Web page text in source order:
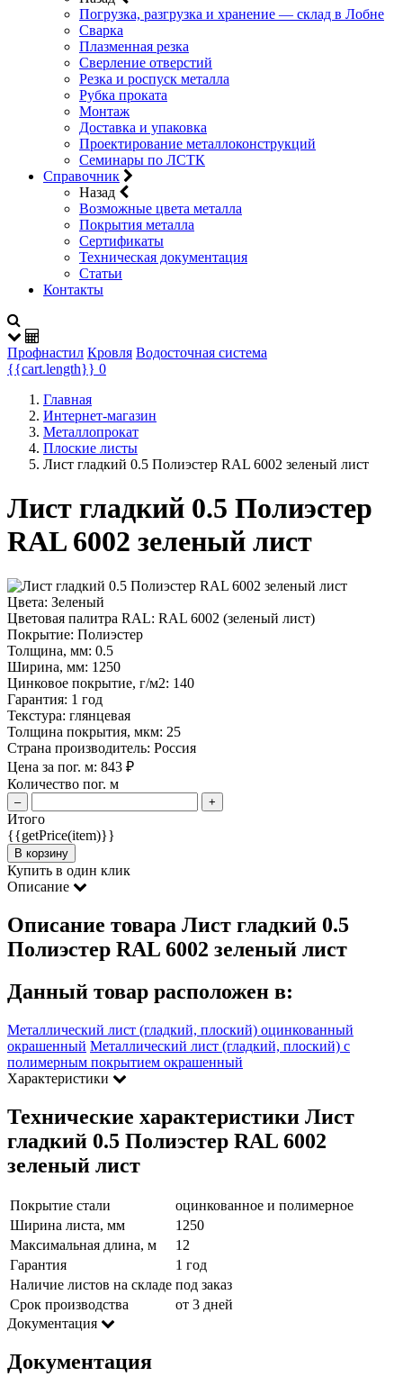
Погрузка, разгрузка и хранение — склад в Лобне
Сварка
Плазменная резка
Сверление отверстий
Резка и роспуск металла
Рубка проката
Монтаж
Доставка и упаковка
Проектирование металлоконструкций
Семинары по ЛСТК
Справочник
Назад
Возможные цвета металла
Покрытия металла
Сертификаты
Техническая документация
Статьи
Контакты
Профнастил Кровля Водосточная система
{{cart.length}} 0
Главная
Интернет-магазин
Металлопрокат
Плоские листы
Лист гладкий 0.5 Полиэстер RAL 6002 зеленый лист
Лист гладкий 0.5 Полиэстер
RAL 6002 зеленый лист
Цвета: Зеленый
Цветовая палитра RAL: RAL 6002 (зеленый лист)
Покрытие: Полиэстер
Толщина, мм: 0.5
Ширина, мм: 1250
Цинковое покрытие, г/м2: 140
Гарантия: 1 год
Текстура: глянцевая
Толщина покрытия, мкм: 25
Страна производитель: Россия
Цена за пог. м: 843 ₽
Количество пог. м
– +
Итого
{{getPrice(item)}}
В корзину
Купить в один клик
Описание
Описание товара Лист гладкий 0.5
Полиэстер RAL 6002 зеленый лист
Данный товар расположен в:
Металлический лист (гладкий, плоский) оцинкованный
окрашенный Металлический лист (гладкий, плоский) с
полимерным покрытием окрашенный
Характеристики
Технические характеристики Лист
гладкий 0.5 Полиэстер RAL 6002
зеленый лист
Покрытие стали
оцинкованное и полимерное
Ширина листа, мм
1250
Максимальная длина, м
12
Гарантия
1 год
Наличие листов на складе под заказ
Срок производства
от 3 дней
Документация
Документация